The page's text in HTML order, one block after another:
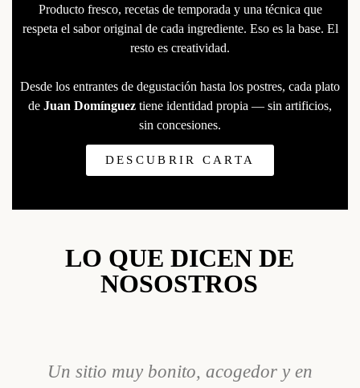
Producto fresco, recetas de temporada y una técnica que
respeta el sabor original de cada ingrediente. Eso es la base. El
resto es creatividad.
Desde los entrantes de degustación hasta los postres, cada plato
de Juan Domínguez tiene identidad propia — sin artificios,
sin concesiones.
DESCUBRIR CARTA
LO QUE DICEN DE
NOSOSTROS
Un sitio muy bonito, acogedor y en